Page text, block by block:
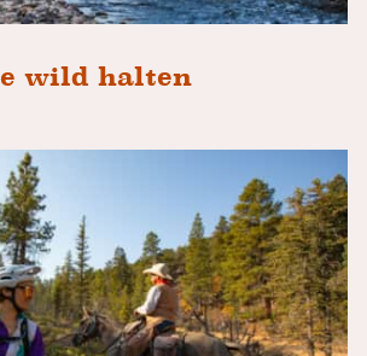
wild halten